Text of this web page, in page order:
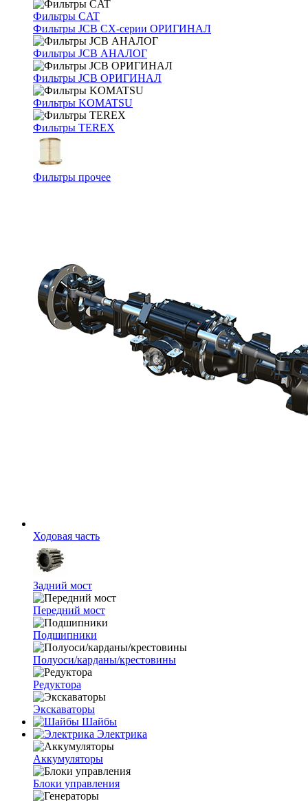
Фильтры CAT
Фильтры JCB CX-серии ОРИГИНАЛ
Фильтры JCB АНАЛОГ
Фильтры JCB ОРИГИНАЛ
Фильтры KOMATSU
Фильтры TEREX
Фильтры прочее
Ходовая часть
Задний мост
Передний мост
Подшипники
Полуоси/карданы/крестовины
Редуктора
Экскаваторы
Шайбы
Электрика
Аккумуляторы
Блоки управления